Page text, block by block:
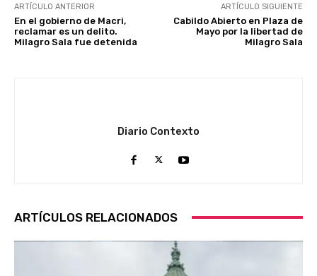
ARTÍCULO ANTERIOR
En el gobierno de Macri,
reclamar es un delito.
Milagro Sala fue detenida
ARTÍCULO SIGUIENTE
Cabildo Abierto en Plaza de
Mayo por la libertad de
Milagro Sala
Diario Contexto
ARTÍCULOS RELACIONADOS